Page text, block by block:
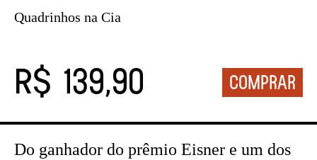
Quadrinhos na Cia
R$ 139,90
Do ganhador do prêmio Eisner e um dos